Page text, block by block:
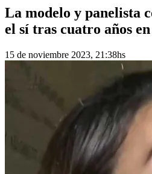
La modelo y panelista
el sí tras cuatro años
15 de noviembre 2023, 21:38hs